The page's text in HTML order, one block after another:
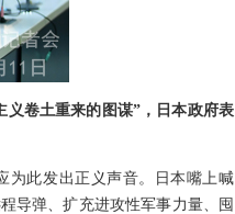
义卷土重来的图谋”，日本政府表
为此发出正义声音。日本嘴上喊
导弹、扩充进攻性军事力量、囤